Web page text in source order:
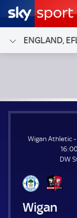
ENGLAND,
Wigan Athletic -
DW
Wigan